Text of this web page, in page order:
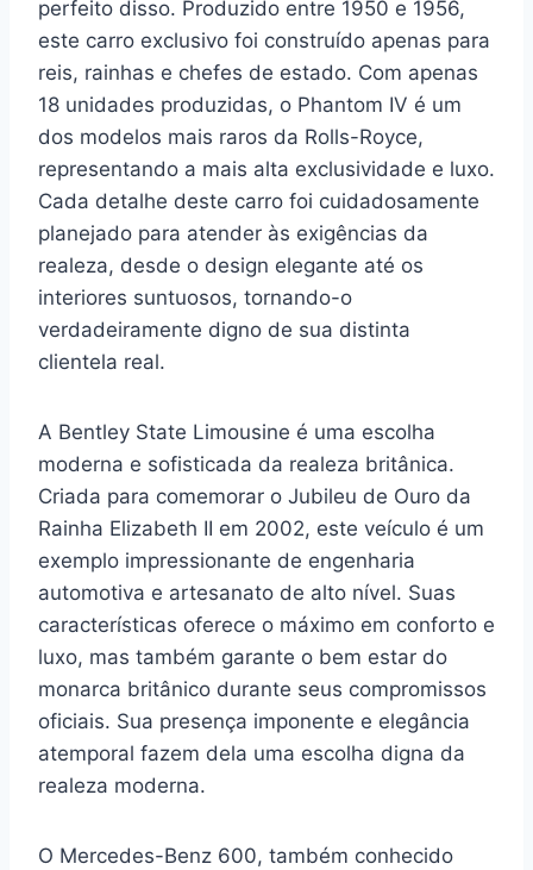
perfeito disso. Produzido entre 1950 e 1956,
este carro exclusivo foi construído apenas para
reis, rainhas e chefes de estado. Com apenas
18 unidades produzidas, o Phantom IV é um
dos modelos mais raros da Rolls-Royce,
representando a mais alta exclusividade e luxo.
Cada detalhe deste carro foi cuidadosamente
planejado para atender às exigências da
realeza, desde o design elegante até os
interiores suntuosos, tornando-o
verdadeiramente digno de sua distinta
clientela real.
A Bentley State Limousine é uma escolha
moderna e sofisticada da realeza britânica.
Criada para comemorar o Jubileu de Ouro da
Rainha Elizabeth II em 2002, este veículo é um
exemplo impressionante de engenharia
automotiva e artesanato de alto nível. Suas
características oferece o máximo em conforto e
luxo, mas também garante o bem estar do
monarca britânico durante seus compromissos
oficiais. Sua presença imponente e elegância
atemporal fazem dela uma escolha digna da
realeza moderna.
O Mercedes-Benz 600, também conhecido